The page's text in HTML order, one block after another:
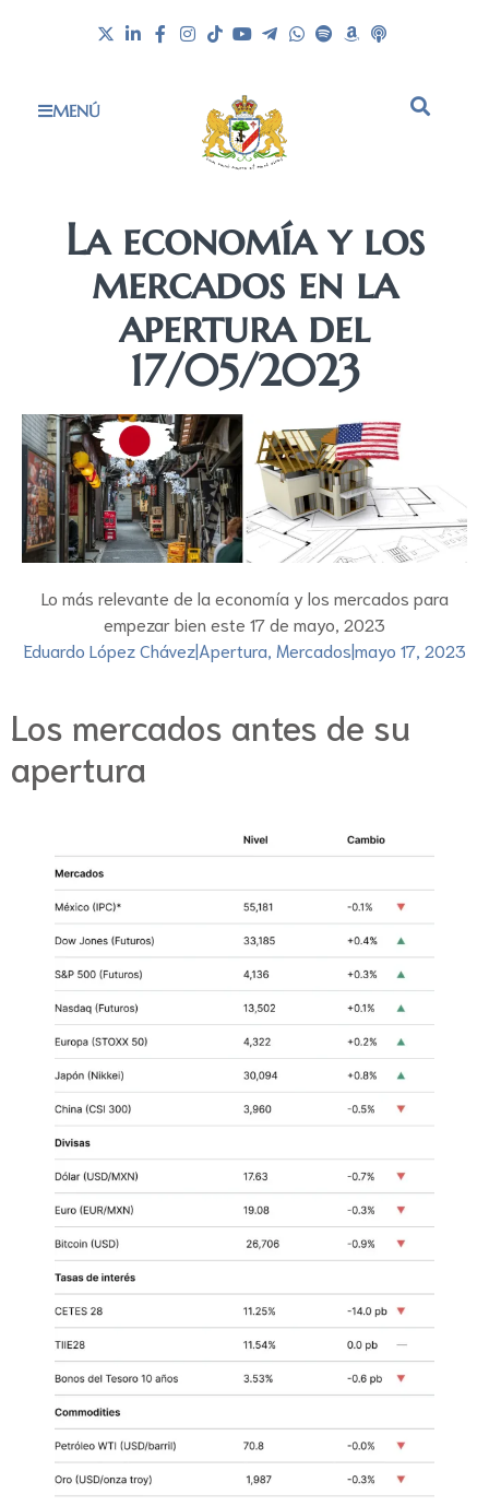
MENÚ
La economía y los
mercados en la
apertura del
17/05/2023
Lo más relevante de la economía y los mercados para
empezar bien este 17 de mayo, 2023
Eduardo López Chávez|Apertura, Mercados|mayo 17, 2023
Los mercados antes de su
apertura